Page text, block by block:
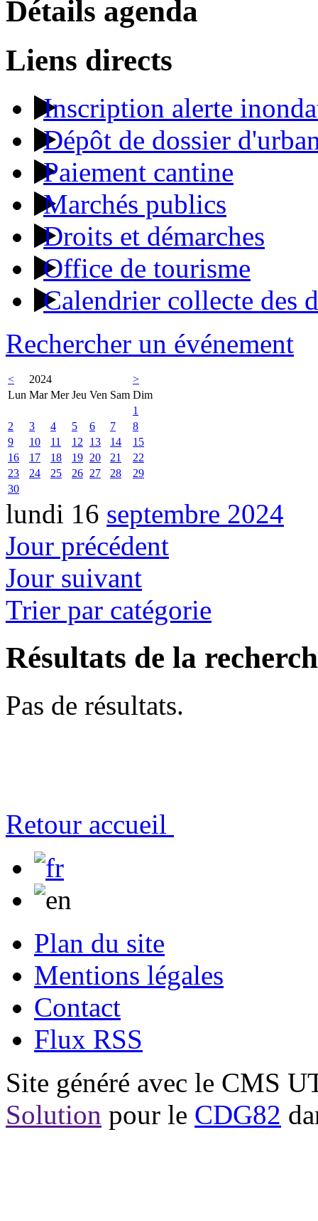
Détails agenda
Liens directs
Inscription alerte
Dépôt de dossier
Paiement cantine
Marchés publics
Droits et démarches
Office de tourisme
Calendrier collecte des
Rechercher un événement
< 2024
>
Lun Mar Mer Jeu Ven Sam Dim
1
2
3 4 5 6 7
8
9
10 11 12 13 14
15
16
17 18 19 20 21
22
23
24 25 26 27 28
29
30
lundi 16 septembre 2024
Jour précédent
Jour suivant
Trier par catégorie
Résultats de la
Pas de résultats.
Retour accueil
Plan du site
Mentions légales
Contact
Flux RSS
Site généré avec le CMS
Solution pour le CDG82